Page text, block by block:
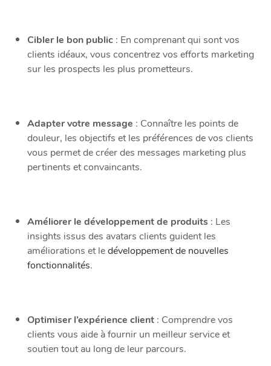
Cibler le bon public : En comprenant qui sont vos
clients idéaux, vous concentrez vos efforts marketing
sur les prospects les plus prometteurs.
Adapter votre message : Connaître les points de
douleur, les objectifs et les préférences de vos clients
vous permet de créer des messages marketing plus
pertinents et convaincants.
Améliorer le développement de produits : Les
insights issus des avatars clients guident les
améliorations et ledéveloppement de nouvelles
fonctionnalités.
Optimiser l’expérience client : Comprendre vos
clients vous aide à fournir un meilleur service et
soutien tout au long de leur parcours.